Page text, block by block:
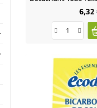
6,32